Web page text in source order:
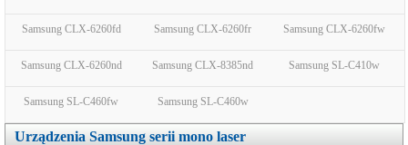
Samsung CLX-6260fd Samsung CLX-6260fr Samsung CLX-6260fw
Samsung CLX-6260nd Samsung CLX-8385nd Samsung SL-C410w
Samsung SL-C460fw Samsung SL-C460w
Urządzenia Samsung serii mono laser